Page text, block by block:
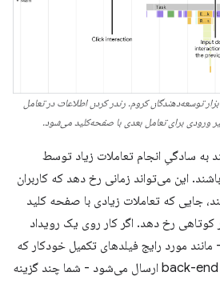
توسعه‌دهندگان کروم. رندر کردن اطلاعات در تعامل
ورودی برای تعامل بعدی با صفحه‌کلید می‌شود.
به سادگیِ انجام تعاملات زیاد توسط
این می‌تواند زمانی رخ دهد که کاربران
جایی که تعاملات زیادی با صفحه کلید
کوتاهی رخ دهد. اگر کار روی یک رویداد
مانند مورد رایج فیلدهای تکمیل خودکار که
درخواست‌های شبکه به یک back-end ارسال می‌شود - شما چند گزینه